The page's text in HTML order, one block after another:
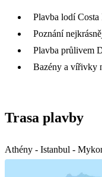
Plavba lodí Costa
Poznání
Plavba průlivem
Bazény a vířivky
Trasa plavby
Athény - Istanbul -